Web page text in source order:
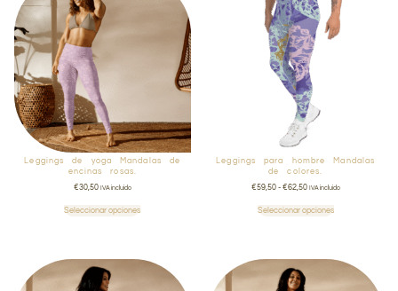
Leggings de yoga Mandalas de
encinas rosas.
€30,50 IVA incluido
Seleccionar opciones
Leggings para hombre Mandalas
de colores.
€59,50 - €62,50 IVA incluido
Seleccionar opciones